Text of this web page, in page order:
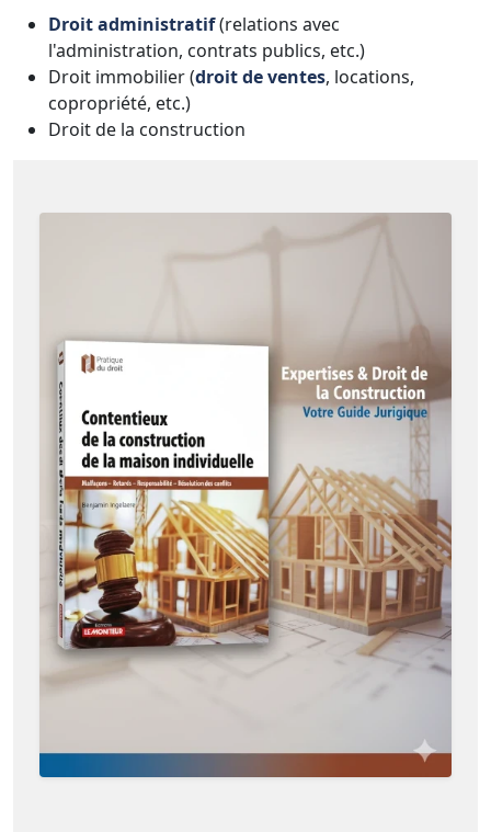
Droit administratif(relations avec
l'administration, contrats publics, etc.)
Droit immobilier (droit de ventes, locations,
copropriété, etc.)
Droit de la construction